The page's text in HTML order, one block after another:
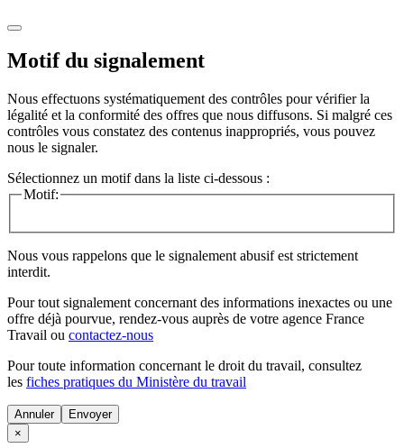
Motif du signalement
Nous effectuons systématiquement des contrôles pour vérifier la
légalité et la conformité des offres que nous diffusons. Si malgré ces
contrôles vous constatez des contenus inappropriés, vous pouvez
nous le signaler.
Sélectionnez un motif dans la liste ci-dessous :
Motif:
Nous vous rappelons que le signalement abusif est strictement
interdit.
Pour tout signalement concernant des informations inexactes ou une
offre déjà pourvue, rendez-vous auprès de votre agence France
Travail ou contactez-nous
Pour toute information concernant le droit du travail, consultez
les fiches pratiques du Ministère du travail
Annuler
×